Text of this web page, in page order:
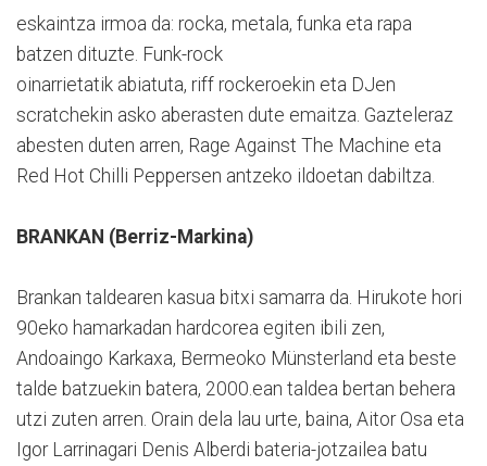
eskaintza irmoa da: rocka, metala, funka eta rapa
batzen dituzte. Funk-rock
oinarrietatik abiatuta, riff rockeroekin eta DJen
scratchekin asko aberasten dute emaitza. Gazteleraz
abesten duten arren, Rage Against The Machine eta
Red Hot Chilli Peppersen antzeko ildoetan dabiltza.
BRANKAN (Berriz-Markina)
Brankan taldearen kasua bitxi samarra da. Hirukote hori
90eko hamarkadan hardcorea egiten ibili zen,
Andoaingo Karkaxa, Bermeoko Münsterland eta beste
talde batzuekin batera, 2000.ean taldea bertan behera
utzi zuten arren. Orain dela lau urte, baina, Aitor Osa eta
Igor Larrinagari Denis Alberdi bateria-jotzailea batu